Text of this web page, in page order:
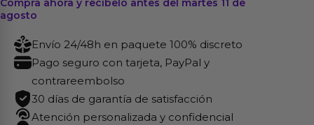
y
Brushing
cantidad
Compra ahora y recíbelo antes del martes 11 de
agosto
Envío 24/48h en paquete 100% discreto
Pago seguro con tarjeta, PayPal y
contrareembolso
30 días de garantía de satisfacción
Atención personalizada y confidencial